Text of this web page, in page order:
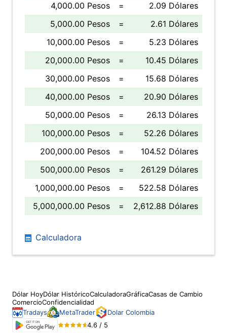
4,000.00 Pesos
=
2.09 Dólares
5,000.00 Pesos
=
2.61 Dólares
10,000.00 Pesos
=
5.23 Dólares
20,000.00 Pesos
=
10.45 Dólares
30,000.00 Pesos
=
15.68 Dólares
40,000.00 Pesos
=
20.90 Dólares
50,000.00 Pesos
=
26.13 Dólares
100,000.00 Pesos
=
52.26 Dólares
200,000.00 Pesos
=
104.52 Dólares
500,000.00 Pesos
=
261.29 Dólares
1,000,000.00 Pesos
=
522.58 Dólares
5,000,000.00 Pesos
= 2,612.88 Dólares
Calculadora
Dólar HoyDólar HistóricoCalculadoraGráficaCasas de Cambio
ComercioConfidencialidad
Tradays
MetaTrader
Dolar Colombia
4.6 / 5